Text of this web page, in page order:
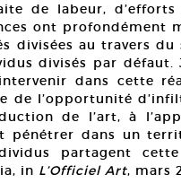
de labeur,
ont profondément
divisées au travers
divisés par
dans cette
de l’opportunité
de l’art, à
pénétrer dans un
partagent
in L’Officiel Art, mars